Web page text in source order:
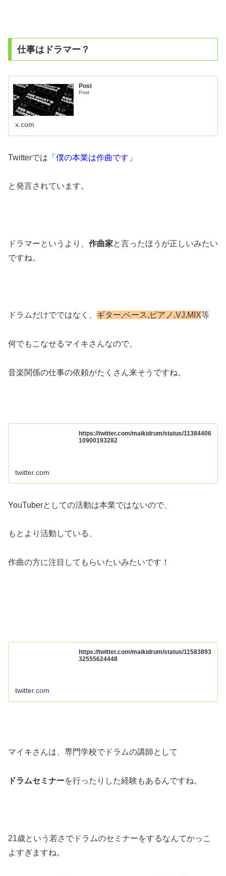
仕事はドラマー？
Post
Post
x.com
Twitterでは 「僕の本業は作曲です」
と発言されています。
ドラマーというより、 作曲家と言ったほうが正しいみたい
ですね。
ドラムだけでではなく、 ギター,ベース,ピアノ,VJ,MIX等
何でもこなせるマイキさんなので、
音楽関係の仕事の依頼がたくさん来そうですね。
https://twitter.com/maikidrum/status/11384406
10900193282
twitter.com
YouTuberとしての活動は本業ではないので、
もとより活動している、
作曲の方に注目してもらいたいみたいです！
https://twitter.com/maikidrum/status/11583893
32555624448
twitter.com
マイキさんは、専門学校でドラムの講師として
ドラムセミナーを行ったりした経験もあるんですね。
21歳という若さでドラムのセミナーをするなんてかっこ
よすぎますね。